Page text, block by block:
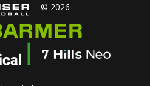
© 2026